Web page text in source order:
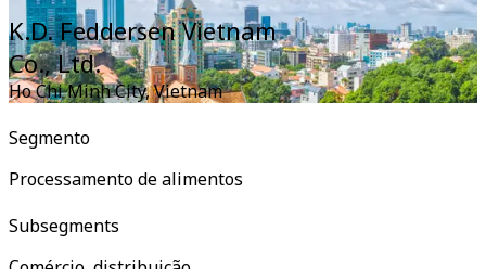
K.D. Feddersen Vietnam
Co., Ltd.
Ho Chi Minh City,Vietnam
Segmento
Processamento de alimentos
Subsegments